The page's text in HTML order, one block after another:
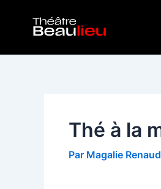
contenu
Thé à la
Par Magalie
des
articles